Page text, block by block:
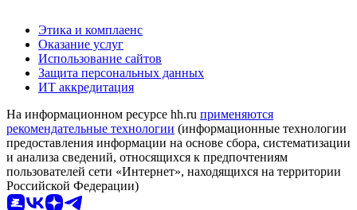
Этика и комплаенс
Оказание услуг
Использование сайтов
Защита персональных данных
ИТ аккредитация
На информационном ресурсе hh.ru применяются
рекомендательные технологии (информационные технологии
предоставления информации на основе сбора, систематизации
и анализа сведений, относящихся к предпочтениям
пользователей сети «Интернет», находящихся на территории
Российской Федерации)